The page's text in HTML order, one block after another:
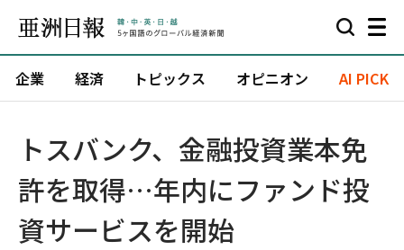
企業 経済 トピックス オピニオン AI PICK
トスバンク、金融投資業本免
許を取得…年内にファンド投
資サービスを開始